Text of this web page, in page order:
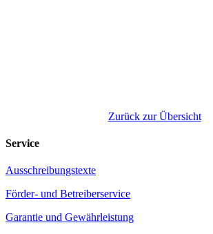
Zurück zur Übersicht
Service
Ausschreibungstexte
Förder- und Betreiberservice
Garantie und Gewährleistung